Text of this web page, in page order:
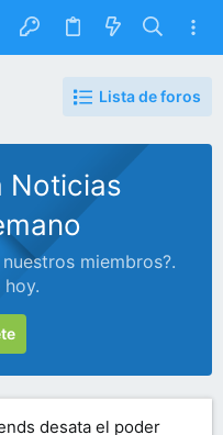
Lista de foros
Noticias
miembros?.
hoy.
desata el poder